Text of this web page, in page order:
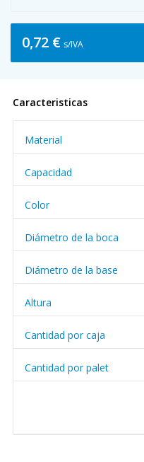
0,72 € s/IVA
Caracteristicas
Material
Capacidad
Color
Diámetro de la boca
Diámetro de la base
Altura
Cantidad por caja
Cantidad por palet